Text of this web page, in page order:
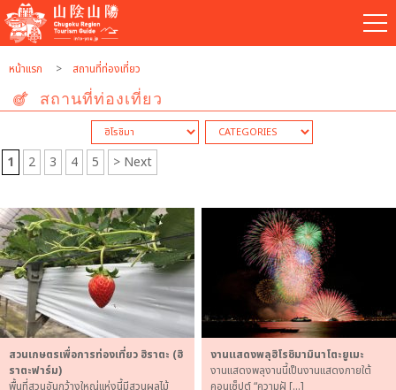
หน้าแรก สถานที่ท่องเที่ยว
สถานที่ท่องเที่ยว
1 2 3 4 5 > Next
สวนเกษตรเพื่อการท่องเที่ยว ฮิราตะ (ฮิ
ราตะฟาร์ม)
พื้นที่สวนอันกว้างใหญ่แห่งนี้มีสวนผลไม้
งานแสดงพลุฮิโรชิมามินาโตะยูเมะ
งานแสดงพลุงานนี้เป็นงานแสดงภายใต้
คอนเซ็ปต์ “ความฝั […]